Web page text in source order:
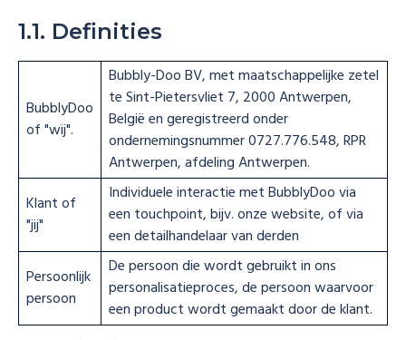
Frozen Een liefde om voor te smelten
Frozen Een liefde om voor te smelten
Het grote dinosaurusavontuur
1.1. Definities
BubblyDoo
of "wij".
Bubbly-Doo BV, met maatschappelijke zetel
te Sint-Pietersvliet 7, 2000 Antwerpen,
België en geregistreerd onder
ondernemingsnummer 0727.776.548, RPR
Antwerpen, afdeling Antwerpen.
Klant of
"jij"
Individuele interactie met BubblyDoo via
een touchpoint, bijv. onze website, of via
een detailhandelaar van derden
Persoonlijk
persoon
De persoon die wordt gebruikt in ons
personalisatieproces, de persoon waarvoor
een product wordt gemaakt door de klant.